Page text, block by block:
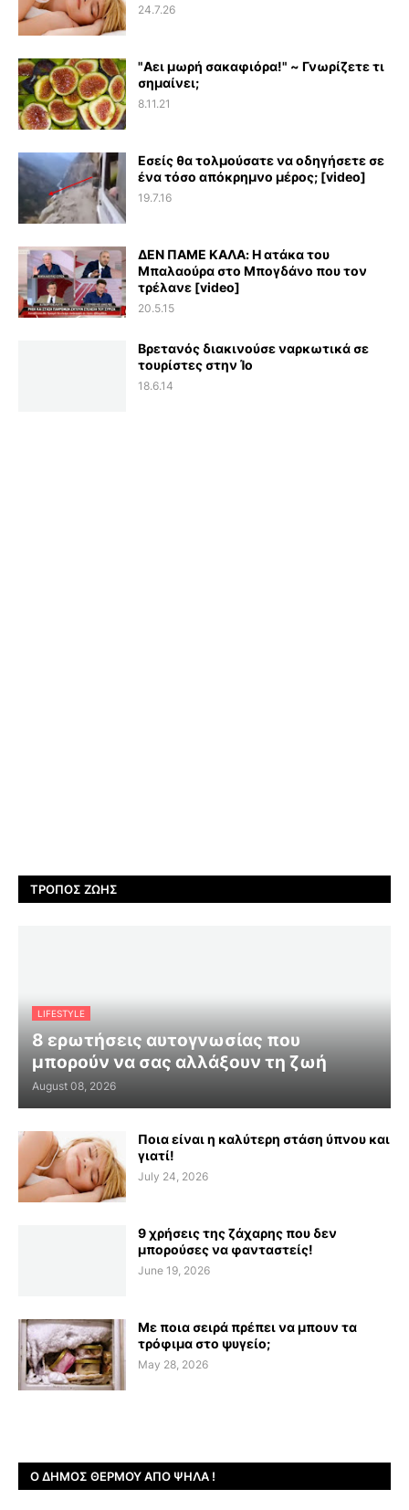
24.7.26
"Αει μωρή σακαφιόρα!" ~ Γνωρίζετε τι
σημαίνει;
8.11.21
Εσείς θα τολμούσατε να οδηγήσετε σε
ένα τόσο απόκρημνο μέρος; [video]
19.7.16
ΔΕΝ ΠΑΜΕ ΚΑΛΑ: Η ατάκα του
Μπαλαούρα στο Μπογδάνο που τον
τρέλανε [video]
20.5.15
Βρετανός διακινούσε ναρκωτικά σε
τουρίστες στην Ίο
18.6.14
ΤΡΌΠΟΣ ΖΩΉΣ
LIFESTYLE
8 ερωτήσεις αυτογνωσίας που
μπορούν να σας αλλάξουν τη ζωή
August 08, 2026
Ποια είναι η καλύτερη στάση ύπνου και
γιατί!
July 24, 2026
9 χρήσεις της ζάχαρης που δεν
μπορούσες να φανταστείς!
June 19, 2026
Με ποια σειρά πρέπει να μπουν τα
τρόφιμα στο ψυγείο;
May 28, 2026
Ο ΔΉΜΟΣ ΘΈΡΜΟΥ ΑΠΌ ΨΗΛΆ !